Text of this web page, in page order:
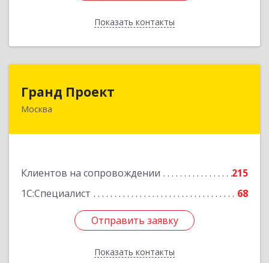
Показать контакты
Назад
Гранд Проект
Москва
Клиентов на сопровождении
215
1С:Специалист
68
Отправить заявку
Показать контакты
111033, Москва г, Золоторожский Вал ул, дом
Отправить заявку
Назад